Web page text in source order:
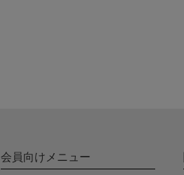
会員向けメニュー